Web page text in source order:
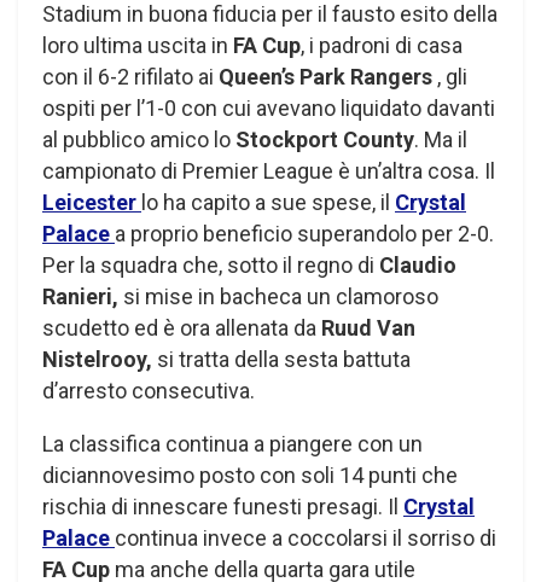
Stadium in buona fiducia per il fausto esito della
loro ultima uscita in FA Cup, i padroni di casa
con il 6-2 rifilato ai Queen’s Park Rangers , gli
ospiti per l’1-0 con cui avevano liquidato davanti
al pubblico amico lo Stockport County. Ma il
campionato di Premier League è un’altra cosa. Il
Leicester lo ha capito a sue spese, il Crystal
Palace a proprio beneficio superandolo per 2-0.
Per la squadra che, sotto il regno di Claudio
Ranieri, si mise in bacheca un clamoroso
scudetto ed è ora allenata da Ruud Van
Nistelrooy, si tratta della sesta battuta
d’arresto consecutiva.
La classifica continua a piangere con un
diciannovesimo posto con soli 14 punti che
rischia di innescare funesti presagi. Il Crystal
Palace continua invece a coccolarsi il sorriso di
FA Cup ma anche della quarta gara utile